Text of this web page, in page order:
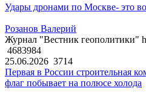
Удары дронами по Москве- это
Розанов Валерий
Журнал "Вестник геополитики"
4683984
25.06.2026 3714
Первая в России строительная
флаг побывает на полюсе холода